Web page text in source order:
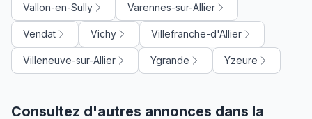
Vallon-en-Sully Varennes-sur-Allier
Vendat Vichy Villefranche-d'Allier
Villeneuve-sur-Allier Ygrande Yzeure
Consultez d'autres annonces dans la